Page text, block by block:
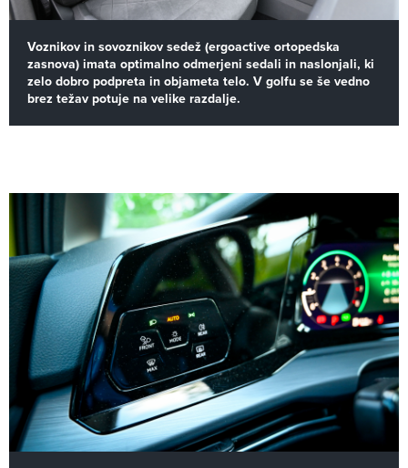
Voznikov in sovoznikov sedež (ergoactive ortopedska
zasnova) imata optimalno odmerjeni sedali in naslonjali, ki
zelo dobro podpreta in objameta telo. V golfu se še vedno
brez težav potuje na velike razdalje.